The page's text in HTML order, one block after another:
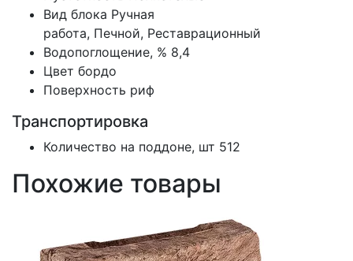
Вид блока Ручная
работа, Печной, Реставрационный
Водопоглощение, % 8,4
Цвет бордо
Поверхность риф
Транспортировка
Количество на поддоне, шт 512
Похожие товары